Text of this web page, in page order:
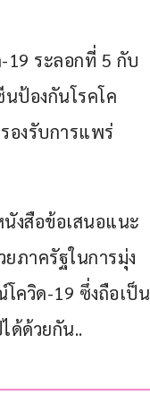
19 ระลอกที่ 5 กับ
นป้องกันโรคโค
องรับการแพร่
งสือข้อเสนอแนะ
ภาครัฐในการมุ่ง
ควิด-19 ซึ่งถือเป็น
ด้ด้วยกัน..